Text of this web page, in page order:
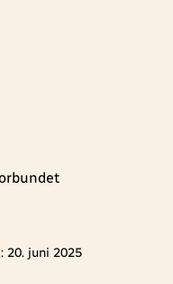
20. juni 2025